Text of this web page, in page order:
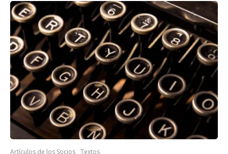
Artículos de los Socios Textos